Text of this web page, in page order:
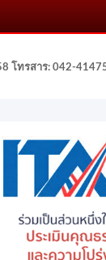
ทรสาร: 042-